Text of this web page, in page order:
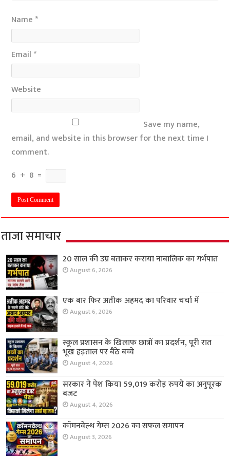
Name *
Email *
Website
Save my name,
email, and website in this browser for the next time I
comment.
6 + 8 =
ताजा समाचार
20 साल की उम्र बताकर कराया नाबालिक का गर्भपात
August 6, 2026
एक बार फिर अतीक अहमद का परिवार चर्चा में
August 6, 2026
स्कूल प्रशासन के खिलाफ छात्रों का प्रदर्शन, पूरी रात
भूख हड़ताल पर बैठे बच्चे
August 4, 2026
सरकार ने पेश किया 59,019 करोड़ रुपये का अनुपूरक
बजट
August 4, 2026
कॉमनवेल्थ गेम्स 2026 का सफल समापन
August 3, 2026